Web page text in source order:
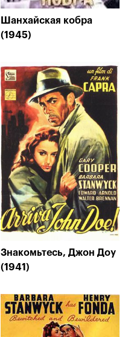
Шанхайская кобра
(1945)
Знакомьтесь, Джон Доу
(1941)